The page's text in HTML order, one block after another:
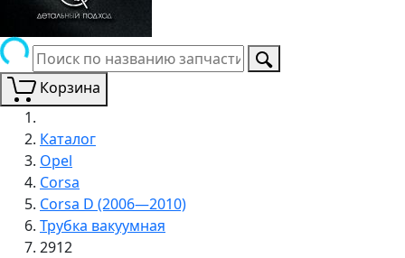
Корзина
Каталог
Opel
Corsa
Corsa D (2006—2010)
Трубка вакуумная
2912